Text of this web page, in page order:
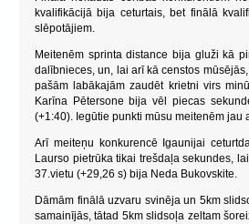
kvalifikācijā bija ceturtais, bet finālā
slēpotājiem.
Meitenēm sprinta distance bija gluži kā
dalībnieces, un, lai arī kā censtos
pašām labākajām zaudēt krietni virs
Karīna Pētersone bija vēl piecas
(+1:40). Iegūtie punkti mūsu meitenēm jau
Arī meiteņu konkurencē Igaunijai
Laurso pietrūka tikai trešdaļa sekundes,
37.vietu (+29,26 s) bija Neda Bukovskite.
Dāmām finālā uzvaru svinēja un 5km
samainījās, tātad 5km slidsoļa zeltam